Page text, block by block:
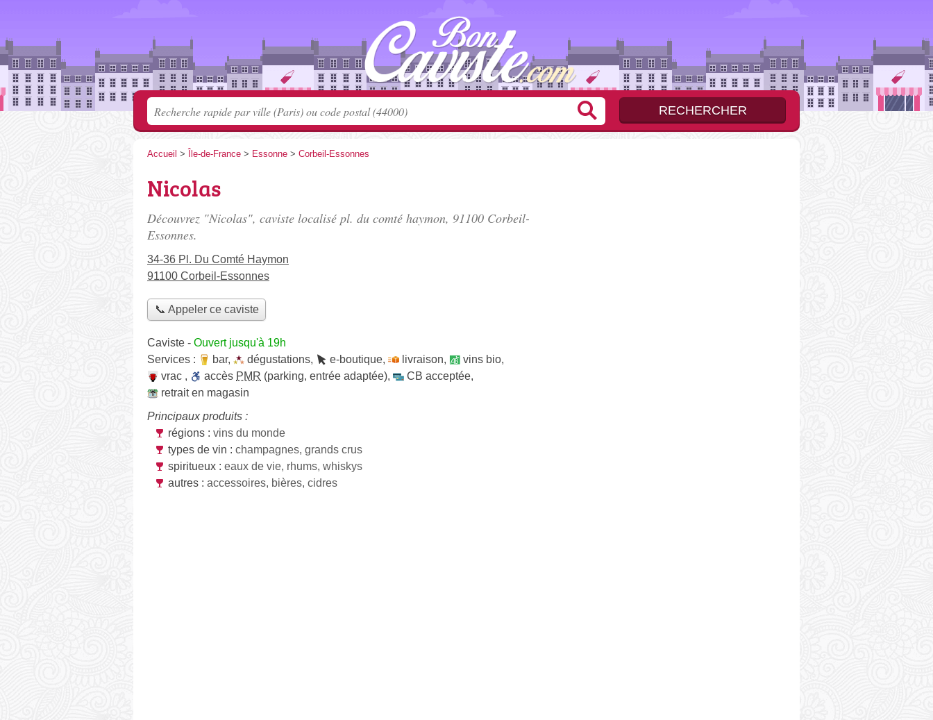
Accueil > Île-de-France > Essonne > Corbeil-Essonnes
Nicolas
Découvrez "Nicolas", caviste localisé pl. du comté haymon, 91100 Corbeil-
Essonnes.
34-36 Pl. Du Comté Haymon
91100 Corbeil-Essonnes
📞 Appeler ce caviste
Caviste - Ouvert jusqu'à 19h
Services :
bar, dégustations, e-boutique, livraison, vins bio,
vrac , accès PMR (parking, entrée adaptée), CB acceptée,
retrait en magasin
Principaux produits :
régions : vins du monde
types de vin : champagnes, grands crus
spiritueux : eaux de vie, rhums, whiskys
autres : accessoires, bières, cidres